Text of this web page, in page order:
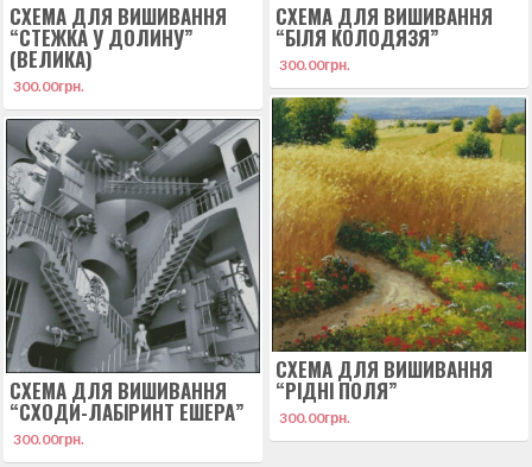
СХЕМА ДЛЯ ВИШИВАННЯ
“СТЕЖКА У ДОЛИНУ”
(ВЕЛИКА)
300.00грн.
СХЕМА ДЛЯ ВИШИВАННЯ
“БІЛЯ КОЛОДЯЗЯ”
300.00грн.
СХЕМА ДЛЯ ВИШИВАННЯ
“РІДНІ ПОЛЯ”
300.00грн.
СХЕМА ДЛЯ ВИШИВАННЯ
“СХОДИ-ЛАБІРИНТ ЕШЕРА”
300.00грн.